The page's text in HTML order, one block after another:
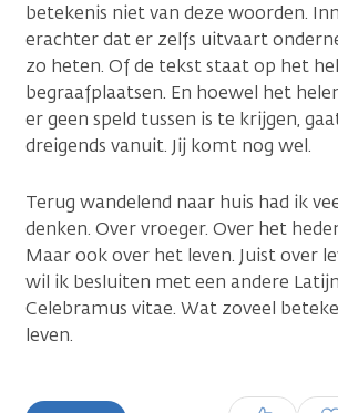
betekenis niet van deze woorden.
erachter dat er zelfs uitvaart
zo heten. Of de tekst staat op het
begraafplaatsen. En hoewel het
er geen speld tussen is te krijgen,
dreigends vanuit. Jij komt nog wel.
Terug wandelend naar huis had ik
denken. Over vroeger. Over het
Maar ook over het leven. Juist over
wil ik besluiten met een andere
Celebramus vitae. Wat zoveel
leven.
Inloggen om